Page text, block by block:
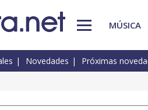
MÚSICA
Novedades Próximas